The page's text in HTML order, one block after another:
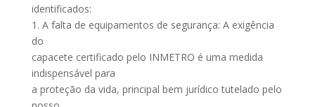
identificados:
1. A falta de equipamentos de segurança: A exigência
do
capacete certificado pelo INMETRO é uma medida
indispensável para
a proteção da vida, principal bem jurídico tutelado pelo